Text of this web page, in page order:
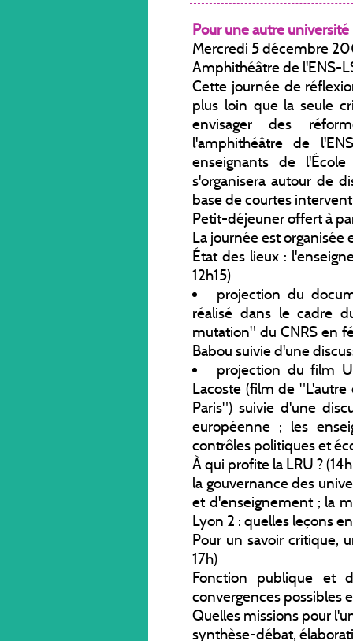
Pour une autre université
Mercredi 5 décembre
Amphithéâtre de l'ENS-
Cette journée de
plus loin que la seule
envisager des
l'amphithéâtre de
enseignants de
s'organisera autour de
base de courtes
Petit-déjeuner offert à
La journée est
État des lieux :
12h15)
projection du
réalisé dans le cadre
mutation" du CNRS en
Babou suivie d'une
projection du film
Lacoste (film de
Paris") suivie d'une
européenne ; les
contrôles politiques et
À qui profite la LRU ?
la gouvernance des
et d'enseignement ; la
Lyon 2 : quelles leçons
Pour un savoir critique,
17h)
Fonction publique et
convergences possibles
Quelles missions pour
synthèse-débat,